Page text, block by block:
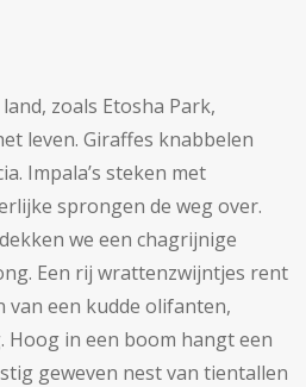
zoals Etosha Park,
leven. Giraffes knabbelen
Impala’s steken met
sprongen de weg over.
we een chagrijnige
Een rij wrattenzwijntjes rent
een kudde olifanten,
in een boom hangt een
geweven nest van tientallen